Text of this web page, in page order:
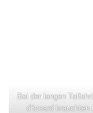
Bei der langen
d’Izoard brauchten